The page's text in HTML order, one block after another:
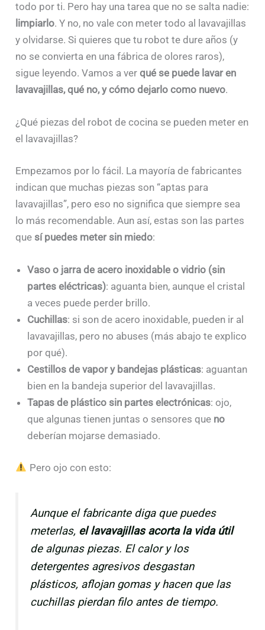
todo por ti. Pero hay una tarea que no se salta nadie:
limpiarlo. Y no, no vale con meter todo al lavavajillas
y olvidarse. Si quieres que tu robot te dure años (y
no se convierta en una fábrica de olores raros),
sigue leyendo. Vamos a verqué se puede lavar en
lavavajillas, qué no, y cómo dejarlo como nuevo.
¿Qué piezas del robot de cocina se pueden meter en
el lavavajillas?
Empezamos por lo fácil. La mayoría de fabricantes
indican que muchas piezas son “aptas para
lavavajillas”, pero eso no significa que siempre sea
lo más recomendable. Aun así, estas son las partes
que sí puedes meter sin miedo:
Vaso o jarra de acero inoxidable o vidrio (sin
partes eléctricas): aguanta bien, aunque el cristal
a veces puede perder brillo.
Cuchillas: si son de acero inoxidable, pueden ir al
lavavajillas, pero no abuses (más abajo te explico
por qué).
Cestillos de vapor y bandejas plásticas: aguantan
bien en la bandeja superior del lavavajillas.
Tapas de plástico sin partes electrónicas: ojo,
que algunas tienen juntas o sensores que no
deberían mojarse demasiado.
Pero ojo con esto:
Aunque el fabricante diga que puedes
meterlas, el lavavajillas acorta la vida útil
de algunas piezas. El calor y los
detergentes agresivos desgastan
plásticos, aflojan gomas y hacen que las
cuchillas pierdan filo antes de tiempo.